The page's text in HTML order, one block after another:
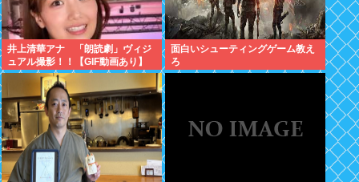
井上清華アナ 「朗読劇」ヴィジ
ュアル撮影！！【GIF動画あり】
面白いシューティングゲーム教え
ろ